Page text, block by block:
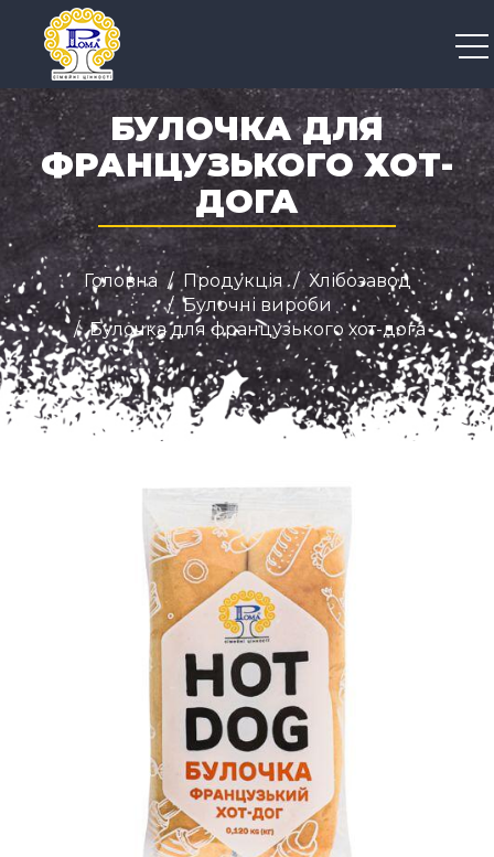
+38 050 300 04 96
БУЛОЧКА ДЛЯ
ФРАНЦУЗЬКОГО ХОТ-
ДОГА
Головна Продукція
Хлібозавод
Булочні вироби
Булочка для французького хот-дога